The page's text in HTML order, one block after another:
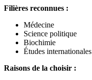
Filières reconnues :
Médecine
Science politique
Biochimie
Études internationales
Raisons de la choisir :